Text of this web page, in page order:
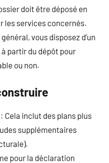
doit être déposé en
les services concernés.
général, vous disposez d’un
à partir du dépôt pour
ou non.
: Cela inclut des plans plus
supplémentaires
pour la déclaration